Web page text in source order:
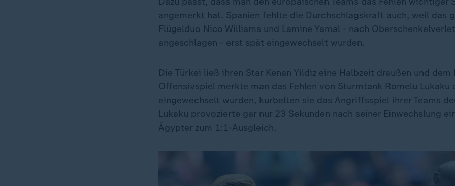
angemerkt hat. Spanien fehlte die Durchschlagskraft auch, weil das
Flügelduo Nico Williams und Lamine Yamal - nach
angeschlagen - erst spät eingewechselt wurden.
Die Türkei ließ ihren Star Kenan Yildiz eine Halbzeit draußen und dem
Offensivspiel merkte man das Fehlen von Sturmtank Romelu Lukaku
eingewechselt wurden, kurbelten sie das Angriffsspiel ihrer Teams
Lukaku provozierte gar nur 23 Sekunden nach seiner Einwechslung
Ägypter zum 1:1-Ausgleich.